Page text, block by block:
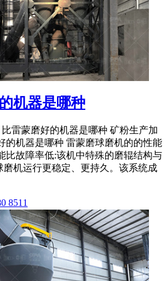
机器是哪种
雷蒙磨好的机器是哪种 矿粉生产加
的机器是哪种 雷蒙磨球磨机的的性能
比故障率低:该机中特殊的磨辊结构与
磨机运行更稳定、更持久。该系统成
8511